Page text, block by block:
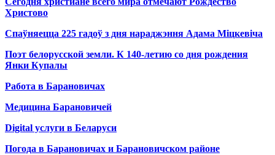
Христово
Спаўняецца 225 гадоў з дня нараджэння Адама Міцкевіча
Поэт белорусской земли. К 140-летию со дня рождения
Янки Купалы
Работа в Барановичах
Медицина Барановичей
Digital услуги в Беларуси
Погода в Барановичах и Барановичском районе